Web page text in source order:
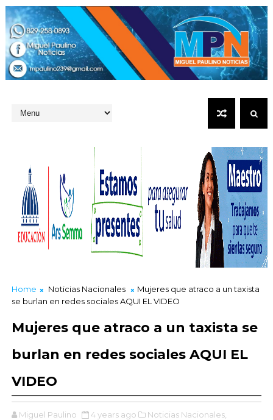
Home Noticias Nacionales
Mujeres que atraco a un taxista
se burlan en redes sociales AQUI EL VIDEO
Mujeres que atraco a un taxista se
burlan en redes sociales AQUI EL
VIDEO
Miguel Paulino 4 years ago Noticias Nacionales,